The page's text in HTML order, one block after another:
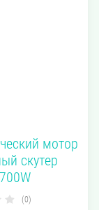
мотор
скутер
(0)